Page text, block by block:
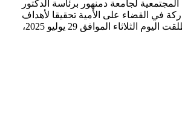
لجامعة دمنهور برئاسة الدكتور
في القضاء على الأمية تحقيقا لأهداف
التنمية المستدامة، انطلقت اليوم الثلاثاء الموافق 29 يوليو 2025،